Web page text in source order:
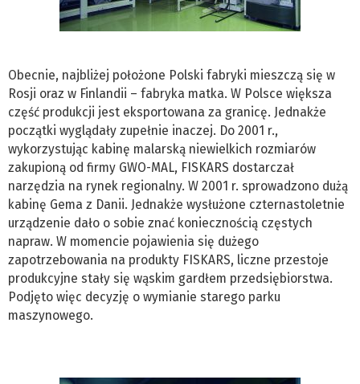
Obecnie, najbliżej położone Polski fabryki mieszczą się w
Rosji oraz w Finlandii – fabryka matka. W Polsce większa
część produkcji jest eksportowana za granicę. Jednakże
początki wyglądały zupełnie inaczej. Do 2001 r.,
wykorzystując kabinę malarską niewielkich rozmiarów
zakupioną od firmy GWO-MAL, FISKARS dostarczał
narzędzia na rynek regionalny. W 2001 r. sprowadzono dużą
kabinę Gema z Danii. Jednakże wysłużone czternastoletnie
urządzenie dało o sobie znać koniecznością częstych
napraw. W momencie pojawienia się dużego
zapotrzebowania na produkty FISKARS, liczne przestoje
produkcyjne stały się wąskim gardłem przedsiębiorstwa.
Podjęto więc decyzję o wymianie starego parku
maszynowego.